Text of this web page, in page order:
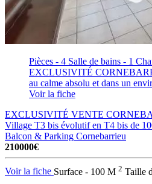
Pièces - 4 Salle de bains - 1
EXCLUSIVITÉ
au calme absolu et dans un
Voir la fiche
EXCLUSIVITÉ VENTE
Village T3 bis évolutif en T4 bis de
Balcon & Parking Cornebarrieu
210000€
Voir la fiche Surface - 100 M 2 Taille